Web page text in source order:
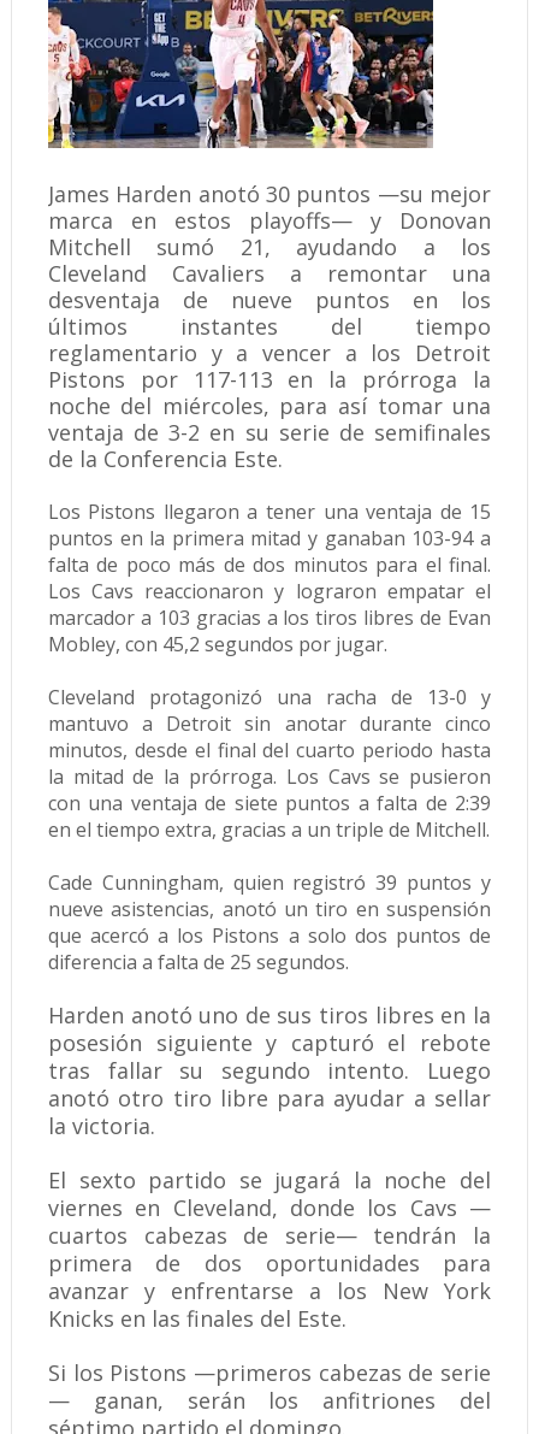
James Harden anotó 30 puntos —su mejor
marca en estos playoffs— y Donovan
Mitchell sumó 21, ayudando a los
Cleveland Cavaliers a remontar una
desventaja de nueve puntos en los
últimos instantes del tiempo
reglamentario y a vencer a los Detroit
Pistons por 117-113 en la prórroga la
noche del miércoles, para así tomar una
ventaja de 3-2 en su serie de semifinales
de la Conferencia Este.
Los Pistons llegaron a tener una ventaja de 15
puntos en la primera mitad y ganaban 103-94 a
falta de poco más de dos minutos para el final.
Los Cavs reaccionaron y lograron empatar el
marcador a 103 gracias a los tiros libres de Evan
Mobley, con 45,2 segundos por jugar.
Cleveland protagonizó una racha de 13-0 y
mantuvo a Detroit sin anotar durante cinco
minutos, desde el final del cuarto periodo hasta
la mitad de la prórroga. Los Cavs se pusieron
con una ventaja de siete puntos a falta de 2:39
en el tiempo extra, gracias a un triple de Mitchell.
Cade Cunningham, quien registró 39 puntos y
nueve asistencias, anotó un tiro en suspensión
que acercó a los Pistons a solo dos puntos de
diferencia a falta de 25 segundos.
Harden anotó uno de sus tiros libres en la
posesión siguiente y capturó el rebote
tras fallar su segundo intento. Luego
anotó otro tiro libre para ayudar a sellar
la victoria.
El sexto partido se jugará la noche del
viernes en Cleveland, donde los Cavs —
cuartos cabezas de serie— tendrán la
primera de dos oportunidades para
avanzar y enfrentarse a los New York
Knicks en las finales del Este.
Si los Pistons —primeros cabezas de serie
— ganan, serán los anfitriones del